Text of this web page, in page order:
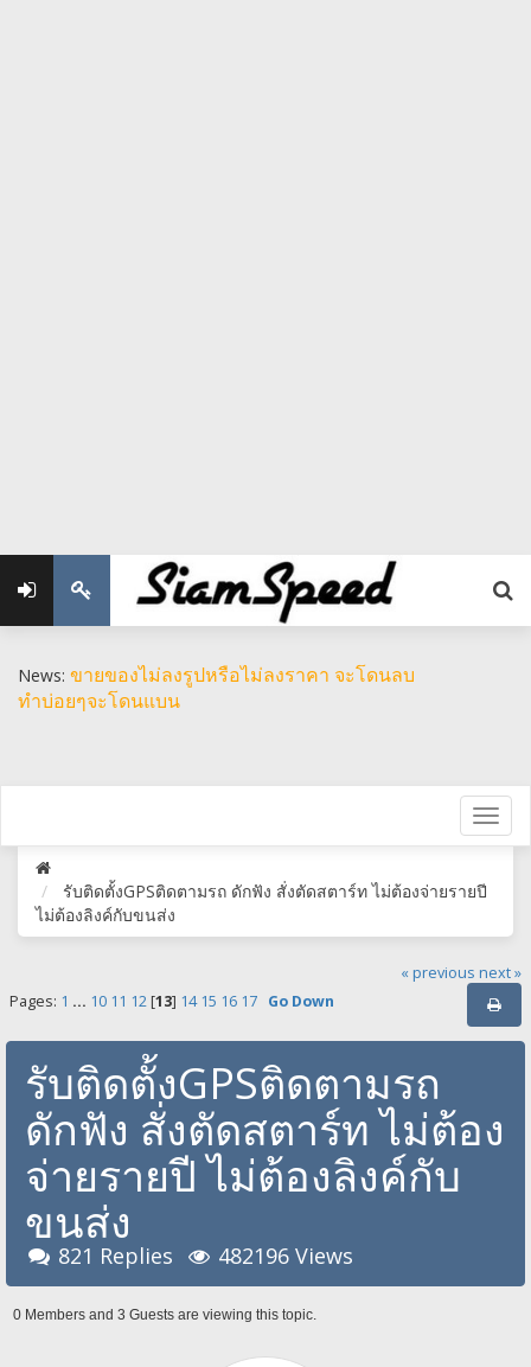
News: ขายของไม่ลงรูปหรือไม่ลงราคา จะโดนลบ
ทำบ่อยๆจะโดนแบน
รับติดตั้งGPSติดตามรถ ดักฟัง สั่งตัดสตาร์ท ไม่ต้องจ่ายรายปี
ไม่ต้องลิงค์กับขนส่ง
« previous next »
Pages: 1 ... 10 11 12[13] 14 15 16 17 Go Down
รับติดตั้งGPSติดตามรถ
ดักฟัง สั่งตัดสตาร์ท ไม่ต้อง
จ่ายรายปี ไม่ต้องลิงค์กับ
ขนส่ง
821 Replies 482196 Views
0 Members and 3 Guests are viewing this topic.